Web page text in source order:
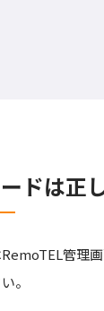
ドは正
管理
。